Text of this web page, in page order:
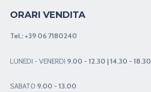
ORARI VENDITA
Tel.: +39 06 7180240
LUNEDI - VENERDI 9.00 - 12.30 | 14.30 - 18.30
SABAT0 9.00 - 13.00